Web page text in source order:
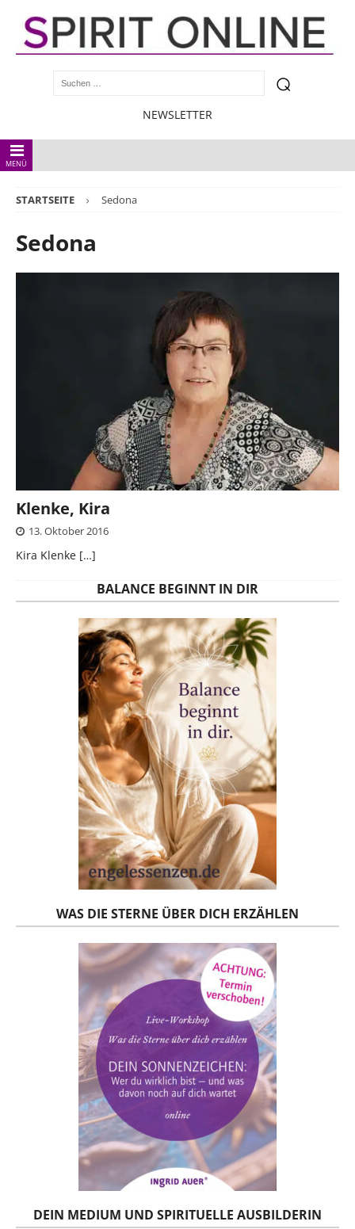
NEWSLETTER
MENÜ
STARTSEITE Sedona
Sedona
Klenke, Kira
13. Oktober 2016
Kira Klenke […]
BALANCE BEGINNT IN DIR
WAS DIE STERNE ÜBER DICH ERZÄHLEN
DEIN MEDIUM UND SPIRITUELLE AUSBILDERIN